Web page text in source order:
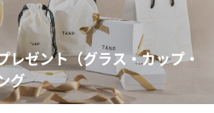
レゼント（グラス・カップ・
グ